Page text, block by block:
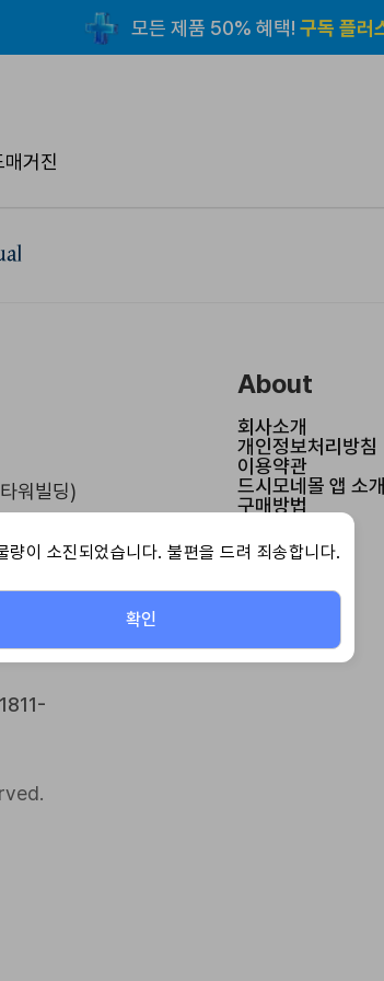
매거진
워빌딩)
1811-
About
회사소개
개인정보처리방침
이용약관
드시모네몰 앱 소개
구매방법
량이 소진되었습니다. 불편을 드려 죄송합니다.
확인